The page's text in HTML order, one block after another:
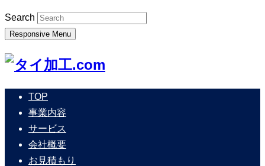
Search
Responsive Menu
TOP
事業内容
サービス
会社概要
お見積もり